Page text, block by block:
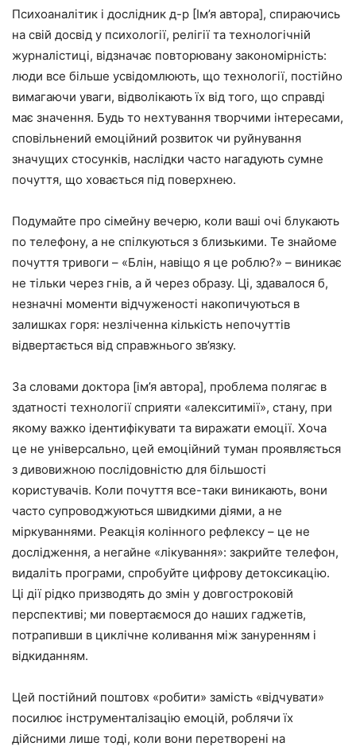
Психоаналітик і дослідник д-р [Ім’я автора], спираючись
на свій досвід у психології, релігії та технологічній
журналістиці, відзначає повторювану закономірність:
люди все більше усвідомлюють, що технології, постійно
вимагаючи уваги, відволікають їх від того, що справді
має значення. Будь то нехтування творчими інтересами,
сповільнений емоційний розвиток чи руйнування
значущих стосунків, наслідки часто нагадують сумне
почуття, що ховається під поверхнею.
Подумайте про сімейну вечерю, коли ваші очі блукають
по телефону, а не спілкуються з близькими. Те знайоме
почуття тривоги – «Блін, навіщо я це роблю?» – виникає
не тільки через гнів, а й через образу. Ці, здавалося б,
незначні моменти відчуженості накопичуються в
залишках горя: незліченна кількість непочуттів
відвертається від справжнього зв’язку.
За словами доктора [ім’я автора], проблема полягає в
здатності технології сприяти «алекситимії», стану, при
якому важко ідентифікувати та виражати емоції. Хоча
це не універсально, цей емоційний туман проявляється
з дивовижною послідовністю для більшості
користувачів. Коли почуття все-таки виникають, вони
часто супроводжуються швидкими діями, а не
міркуваннями. Реакція колінного рефлексу – це не
дослідження, а негайне «лікування»: закрийте телефон,
видаліть програми, спробуйте цифрову детоксикацію.
Ці дії рідко призводять до змін у довгостроковій
перспективі; ми повертаємося до наших гаджетів,
потрапивши в циклічне коливання між зануренням і
відкиданням.
Цей постійний поштовх «робити» замість «відчувати»
посилює інструменталізацію емоцій, роблячи їх
дійсними лише тоді, коли вони перетворені на